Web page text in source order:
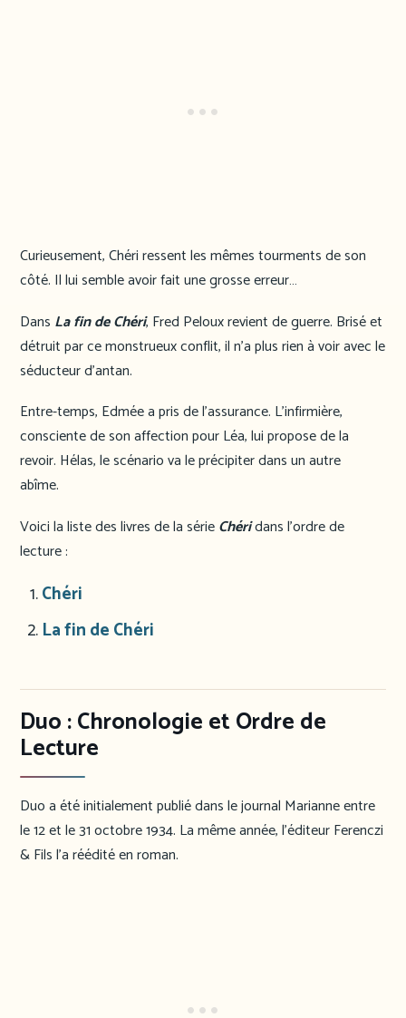
Curieusement, Chéri ressent les mêmes tourments de son
côté. Il lui semble avoir fait une grosse erreur…
Dans La fin de Chéri, Fred Peloux revient de guerre. Brisé et
détruit par ce monstrueux conflit, il n’a plus rien à voir avec le
séducteur d’antan.
Entre-temps, Edmée a pris de l’assurance. L’infirmière,
consciente de son affection pour Léa, lui propose de la
revoir. Hélas, le scénario va le précipiter dans un autre
abîme.
Voici la liste des livres de la sérieChéridans l’ordre de
lecture :
Chéri
La fin de Chéri
Duo : Chronologie et Ordre de
Lecture
Duo a été initialement publié dans le journal Marianne entre
le 12 et le 31 octobre 1934. La même année, l’éditeur Ferenczi
& Fils l’a réédité en roman.